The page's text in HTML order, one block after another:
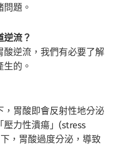
題。
逆流？
逆流，我們有必要了解
的。
，胃酸即會反射性地分泌
壓力性潰瘍」(stress
，胃酸過度分泌，導致